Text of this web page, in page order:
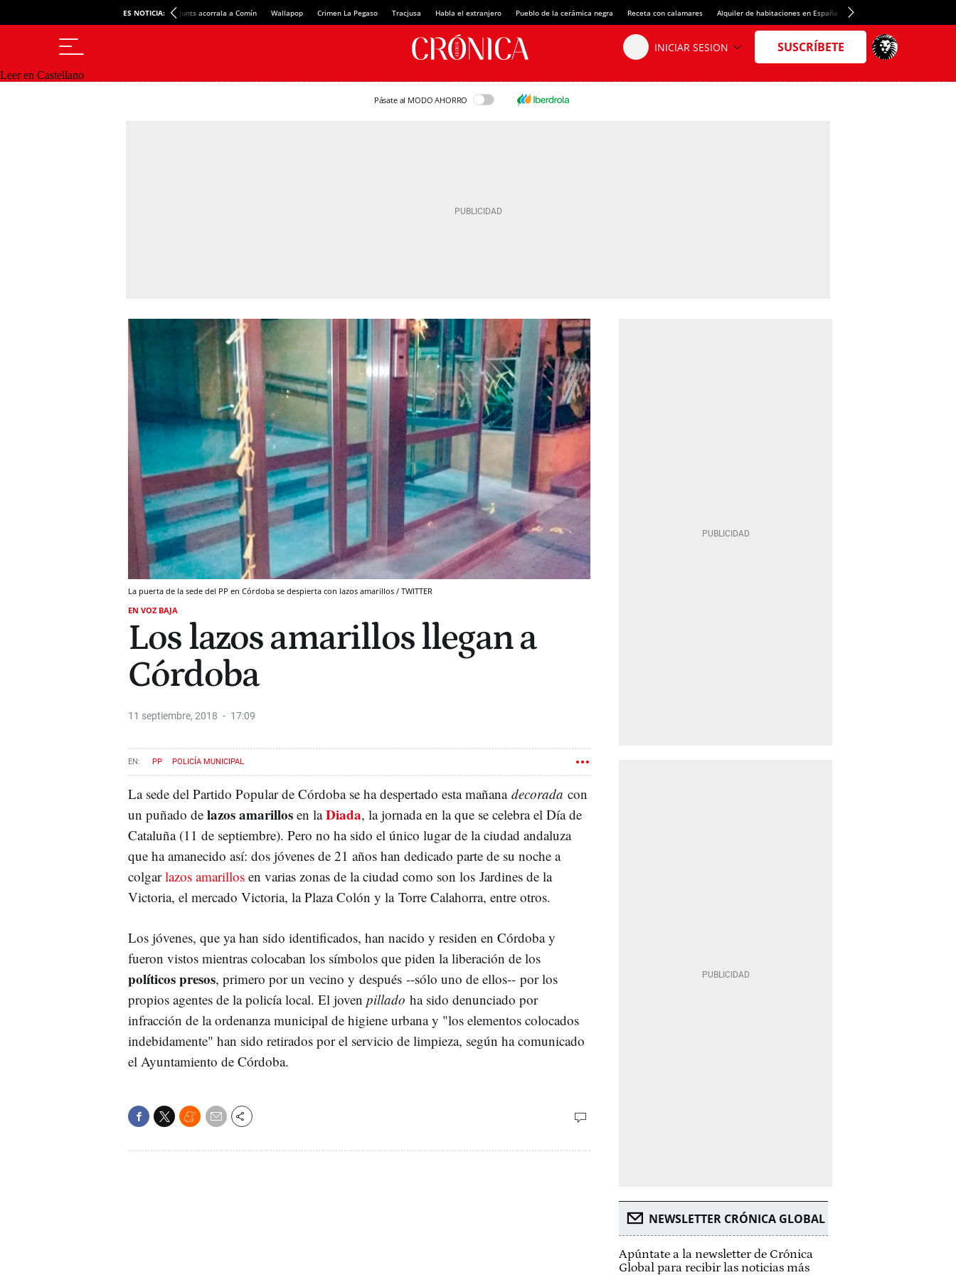
ES NOTICIA: Junts acorrala a Comín Wallapop Crimen La Pegaso Tracjusa Habla el extranjero Pueblo de la cerámica negra Receta con calamares Alquiler de habitaciones en España Crédito del Spotify Camp Nou
Leer en Castellano
Pásate al MODO AHORRO
La puerta de la sede del PP en Córdoba se despierta con lazos amarillos / TWITTER
EN VOZ BAJA
Los lazos amarillos llegan a
Córdoba
11 septiembre, 2018 17:09
PP POLICÍA MUNICIPAL
La sede del Partido Popular de Córdoba se ha despertado esta mañana decorada con
un puñado de lazos amarillos en laDiada, la jornada en la que se celebra el Día de
Cataluña (11 de septiembre). Pero no ha sido el único lugar de la ciudad andaluza
que ha amanecido así: dos jóvenes de 21 años han dedicado parte de su noche a
colgarlazos amarillos en varias zonas de la ciudad como son los Jardines de la
Victoria, el mercado Victoria, la Plaza Colón y la Torre Calahorra, entre otros.
Los jóvenes, que ya han sido identificados, han nacido y residen en Córdoba y
fueron vistos mientras colocaban los símbolos que piden la liberación de los
políticos presos, primero por un vecino y después --sólo uno de ellos-- por los
propios agentes de la policía local. El joven pillado ha sido denunciado por
infracción de la ordenanza municipal de higiene urbana y "los elementos colocados
indebidamente" han sido retirados por el servicio de limpieza, según ha comunicado
el Ayuntamiento de Córdoba.
NEWSLETTER CRÓNICA GLOBAL
Apúntate a la newsletter de Crónica
Global para recibir las noticias más